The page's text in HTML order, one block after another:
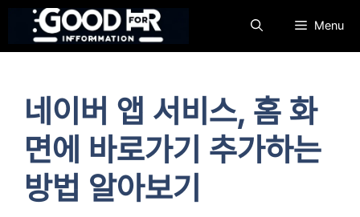
츠
Menu
네이버 앱 서비스, 홈 화
면에 바로가기 추가하는
방법 알아보기